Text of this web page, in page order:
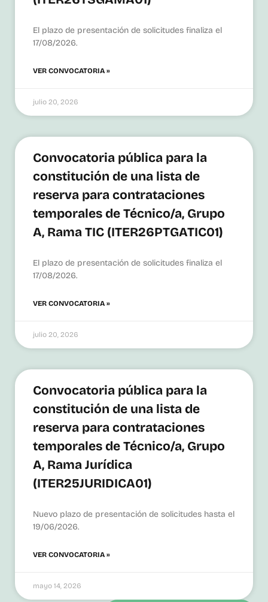
El plazo de presentación de solicitudes finaliza el
17/08/2026.
VER CONVOCATORIA »
julio 20, 2026
Convocatoria pública para la
constitución de una lista de
reserva para contrataciones
temporales de Técnico/a, Grupo
A, Rama TIC (ITER26PTGATIC01)
El plazo de presentación de solicitudes finaliza el
17/08/2026.
VER CONVOCATORIA »
julio 20, 2026
Convocatoria pública para la
constitución de una lista de
reserva para contrataciones
temporales de Técnico/a, Grupo
A, Rama Jurídica
(ITER25JURIDICA01)
Nuevo plazo de presentación de solicitudes hasta el
19/06/2026.
VER CONVOCATORIA »
mayo 14, 2026